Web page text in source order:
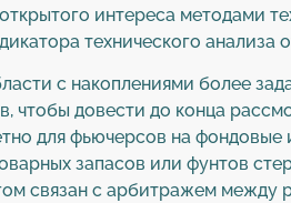
интереса методами
технического анализа
с накоплениями более
чтобы довести до конца
для фьючерсов на
запасов или фунтов
связан с арбитражем между